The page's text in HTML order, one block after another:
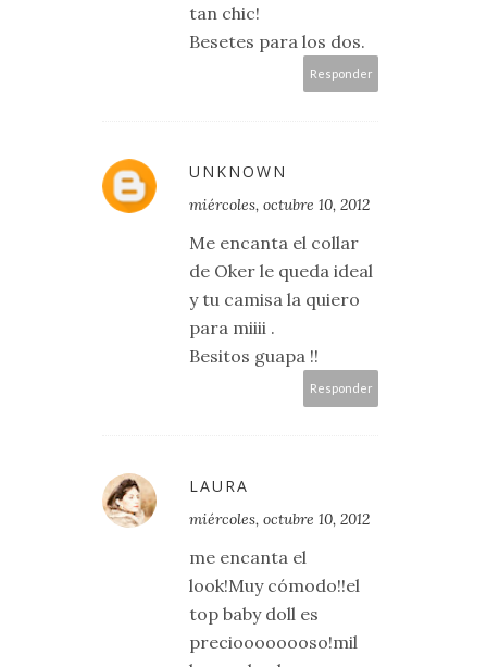
tan chic!
Besetes para los dos.
Responder
UNKNOWN
miércoles, octubre 10, 2012
Me encanta el collar
de Oker le queda ideal
y tu camisa la quiero
para miiii .
Besitos guapa !!
Responder
LAURA
miércoles, octubre 10, 2012
me encanta el
look!Muy cómodo!!el
top baby doll es
precioooooooso!mil